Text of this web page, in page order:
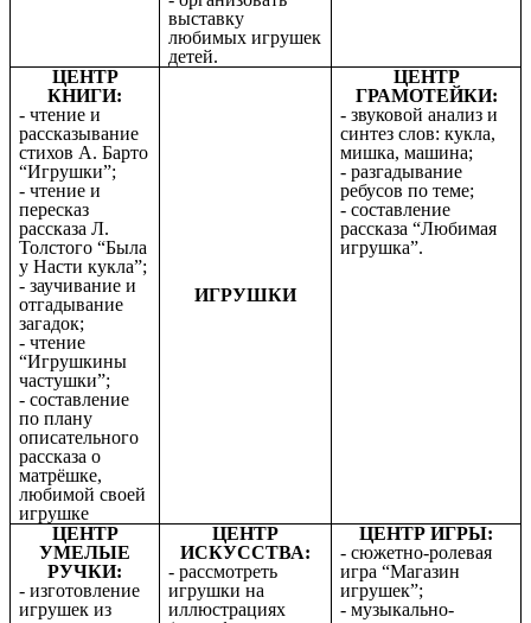
выставку
любимых игрушек
детей.
ЦЕНТР
КНИГИ:
- чтение и
рассказывание
стихов А. Барто
“Игрушки”;
- чтение и
пересказ
рассказа Л.
Толстого “Была
у Насти кукла”;
- заучивание и
отгадывание
загадок;
- чтение
“Игрушкины
частушки”;
- составление
по плану
описательного
рассказа о
матрёшке,
любимой своей
игрушке
ИГРУШКИ
ЦЕНТР
ГРАМОТЕЙКИ:
- звуковой анализ и
синтез слов: кукла,
мишка, машина;
- разгадывание
ребусов по теме;
- составление
рассказа “Любимая
игрушка”.
ЦЕНТР
УМЕЛЫЕ
РУЧКИ:
- изготовление
игрушек из
ЦЕНТР
ИСКУССТВА:
- рассмотреть
игрушки на
иллюстрациях
ЦЕНТР ИГРЫ:
- сюжетно-ролевая
игра “Магазин
игрушек”;
- музыкально-